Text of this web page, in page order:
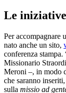
Le
Per accompagnare
nato anche un sito,
conferenza
Missionario
Meroni –, in modo
che saranno
sulla missio ad